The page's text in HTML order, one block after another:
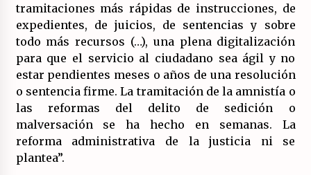
tramitaciones más rápidas de instrucciones, de
expedientes, de juicios, de sentencias y sobre
todo más recursos (…), una plena digitalización
para que el servicio al ciudadano sea ágil y no
estar pendientes meses o años de una resolución
o sentencia firme. La tramitación de la amnistía o
las reformas del delito de sedición o
malversación se ha hecho en semanas. La
reforma administrativa de la justicia ni se
plantea”.